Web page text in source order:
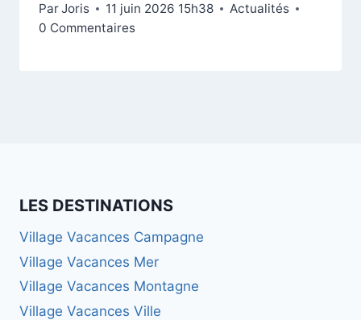
ParJoris 11 juin 2026 15h38
Actualités
0 Commentaires
LES DESTINATIONS
Village Vacances Campagne
Village Vacances Mer
Village Vacances Montagne
Village Vacances Ville